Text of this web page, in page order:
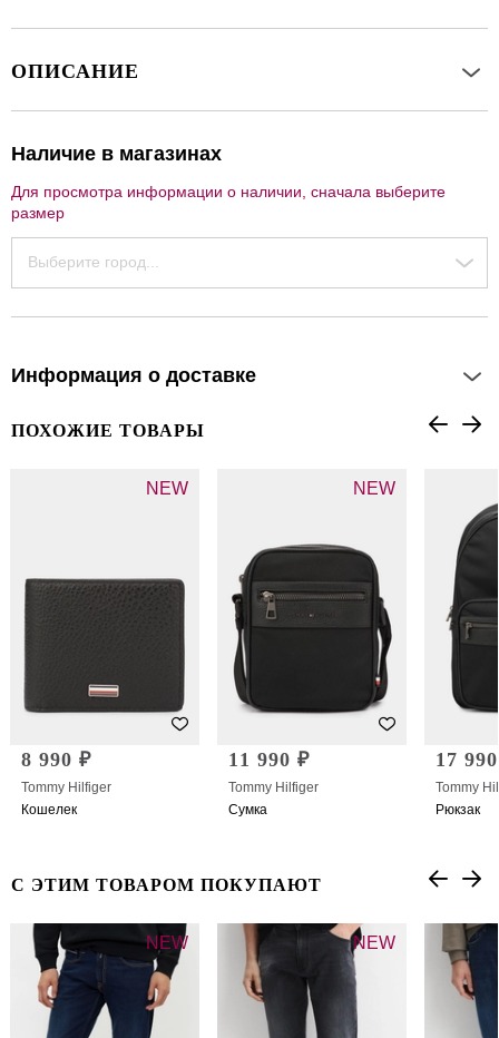
ОПИСАНИЕ
Наличие в магазинах
Для просмотра информации о наличии, сначала выберите
размер
Выберите город...
Информация о доставке
ПОХОЖИЕ ТОВАРЫ
NEW
8 990 ₽
Tommy Hilfiger
Кошелек
NEW
11 990 ₽
Tommy Hilfiger
Сумка
17
Tommy
Рюкзак
С ЭТИМ ТОВАРОМ ПОКУПАЮТ
NEW NEW